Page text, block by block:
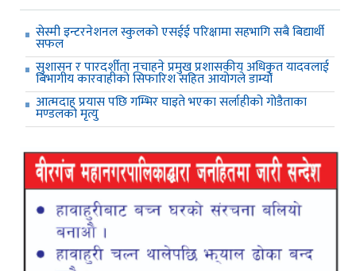
सेस्मी इन्टरनेशनल स्कुलको एसईई परिक्षामा सहभागि सबै बिद्यार्थी
सफल
सुशासन र पारदर्शीता नचाहने प्रमुख प्रशासकीय अधिकृत यादवलाई
बिभागीय कारवाहीको सिफारिश सहित आयोगले डाम्यो
आत्मदाह प्रयास पछि गम्भिर घाइते भएका सर्लाहीको गोडैताका
मण्डलको मृत्यु